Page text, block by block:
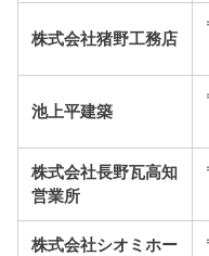
株式会社猪野工務店
池上平建築
株式会社長野瓦高知
営業所
株式会社シオミホー